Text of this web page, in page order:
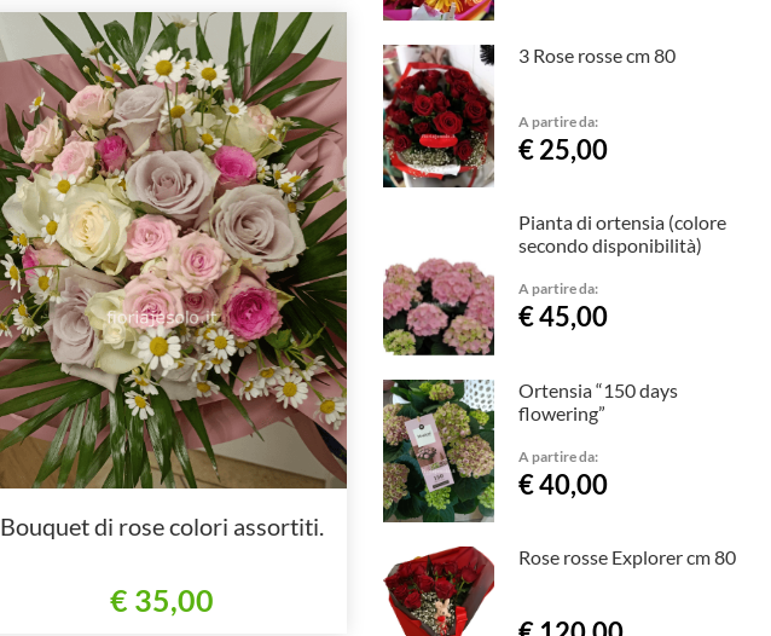
Bouquet di rose colori assortiti.
€ 35,00
3 Rose rosse cm 80
A partire da:
€ 25,00
Pianta di ortensia (colore
secondo disponibilità)
A partire da:
€ 45,00
Ortensia “150 days
flowering”
A partire da:
€ 40,00
Rose rosse Explorer cm 80